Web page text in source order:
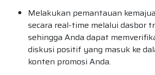
Melakukan pemantauan
secara real-time melalui dasbor
sehingga Anda dapat
diskusi positif yang masuk ke
konten promosi Anda.